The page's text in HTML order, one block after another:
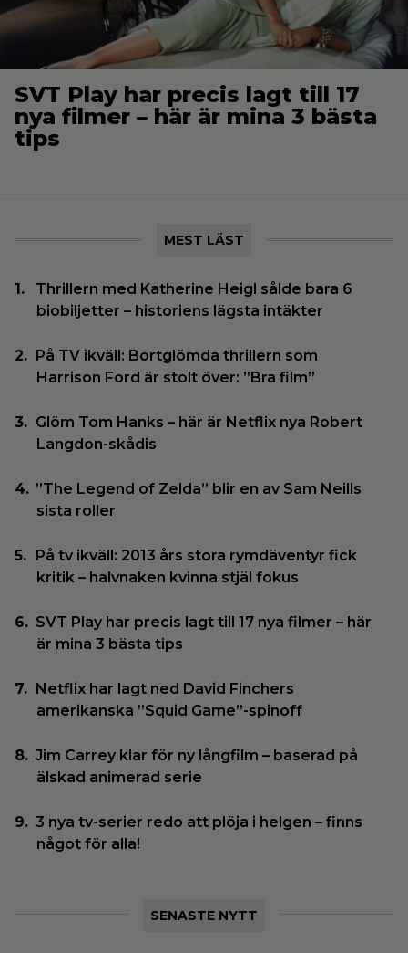
SVT Play har precis lagt till 17
nya filmer – här är mina 3 bästa
tips
MEST LÄST
Thrillern med Katherine Heigl sålde bara 6
biobiljetter – historiens lägsta intäkter
På TV ikväll: Bortglömda thrillern som
Harrison Ford är stolt över: ”Bra film”
Glöm Tom Hanks – här är Netflix nya Robert
Langdon-skådis
”The Legend of Zelda” blir en av Sam Neills
sista roller
På tv ikväll: 2013 års stora rymdäventyr fick
kritik – halvnaken kvinna stjäl fokus
SVT Play har precis lagt till 17 nya filmer – här
är mina 3 bästa tips
Netflix har lagt ned David Finchers
amerikanska ”Squid Game”-spinoff
Jim Carrey klar för ny långfilm – baserad på
älskad animerad serie
3 nya tv-serier redo att plöja i helgen – finns
något för alla!
SENASTE NYTT